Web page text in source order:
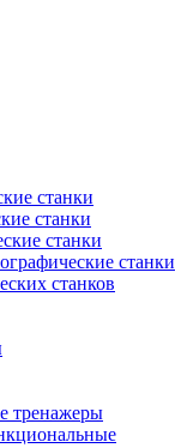
станки
станки
станки
станки
станков
тренажеры